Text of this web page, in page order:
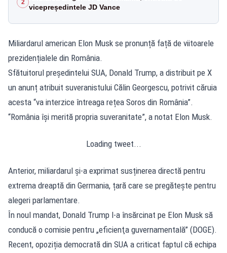
2
vicepreședintele JD Vance
Miliardarul american Elon Musk se pronunță față de viitoarele
prezidențialele din România.
Sfătuitorul președintelui SUA, Donald Trump, a distribuit pe X
un anunț atribuit suveranistului Călin Georgescu, potrivit căruia
acesta “va interzice întreaga rețea Soros din România”.
“România își merită propria suveranitate”, a notat Elon Musk.
Loading tweet...
Anterior, miliardarul și-a exprimat susținerea directă pentru
extrema dreaptă din Germania, țară care se pregătește pentru
alegeri parlamentare.
În noul mandat, Donald Trump l-a însărcinat pe Elon Musk să
conducă o comisie pentru „eficienţa guvernamentală” (DOGE).
Recent, opoziția democrată din SUA a criticat faptul că echipa